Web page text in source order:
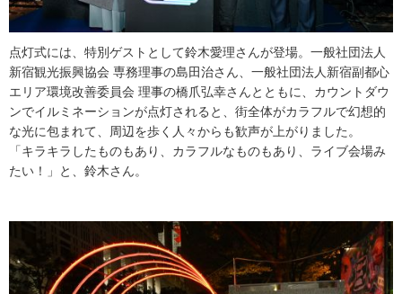
点灯式には、特別ゲストとして鈴木愛理さんが登場。一般社団法人
新宿観光振興協会 専務理事の島田治さん、一般社団法人新宿副都心
エリア環境改善委員会 理事の橋爪弘幸さんとともに、カウントダウ
ンでイルミネーションが点灯されると、街全体がカラフルで幻想的
な光に包まれて、周辺を歩く人々からも歓声が上がりました。
「キラキラしたものもあり、カラフルなものもあり、ライブ会場み
たい！」と、鈴木さん。